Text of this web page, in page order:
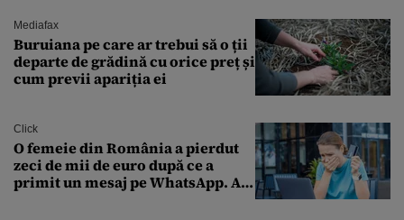
Mediafax
Buruiana pe care ar trebui să o ții
departe de grădină cu orice preț și
cum previi apariția ei
Click
O femeie din România a pierdut
zeci de mii de euro după ce a
primit un mesaj pe WhatsApp. A